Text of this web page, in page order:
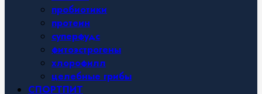
пробиотики
протеин
суперфудс
фитоэстрогены
хлорофилл
целебные грибы
СПОРТПИТ